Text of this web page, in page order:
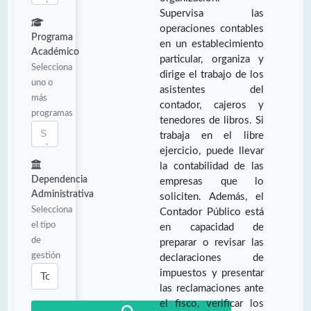
Programa
Académico
Selecciona
uno o
más
programas
Dependencia
Administrativa
Selecciona
el tipo
de
gestión
Supervisa las
operaciones contables
en un establecimiento
particular, organiza y
dirige el trabajo de los
asistentes del
contador, cajeros y
tenedores de libros. Si
trabaja en el libre
ejercicio, puede llevar
la contabilidad de las
empresas que lo
soliciten. Además, el
Contador Público está
en capacidad de
preparar o revisar las
declaraciones de
impuestos y presentar
las reclamaciones ante
el fisco, verificar los